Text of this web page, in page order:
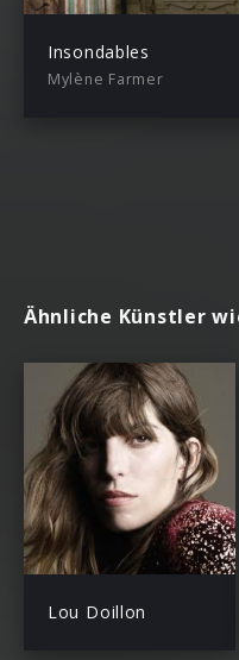
Insondables
Mylène Farmer
Ähnliche Künstler
Lou Doillon